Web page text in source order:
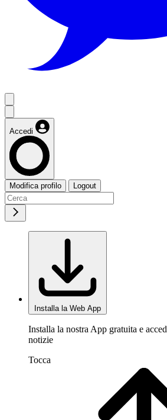
Accedi
Modifica profilo Logout
Installa la Web App
Installa la nostra App gratuita e
notizie
Tocca